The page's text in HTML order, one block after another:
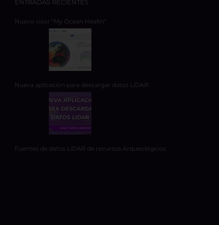
ENTRADAS RECIENTES
Nuevo visor “My Ocean Health”
Nueva aplicación para descargar datos LiDAR
Fuentes de datos LiDAR de recursos Arqueológicos